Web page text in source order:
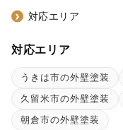
対応エリア
対応エリア
うきは市の外壁塗装
久留米市の外壁塗装
朝倉市の外壁塗装